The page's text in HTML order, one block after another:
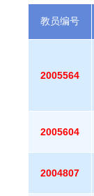
教员编号
2005564
2005604
2004807